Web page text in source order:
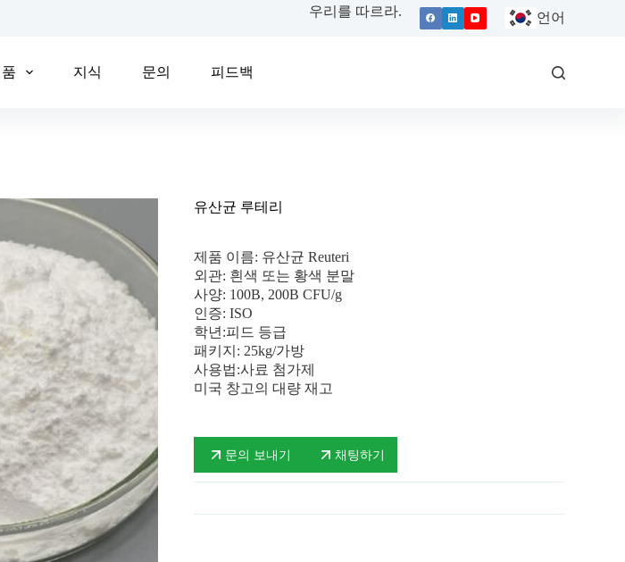
우리를 따르라. 언어
지식 문의 피드백
유산균 루테리
제품 이름: 유산균 Reuteri
외관: 흰색 또는 황색 분말
사양: 100B, 200B CFU/g
인증: ISO
학년:피드 등급
패키지: 25kg/가방
사용법:사료 첨가제
미국 창고의 대량 재고
문의 보내기 채팅하기